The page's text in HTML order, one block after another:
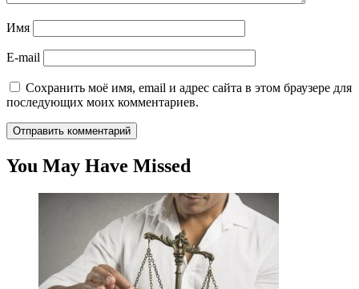
Имя
E-mail
Сохранить моё имя, email и адрес сайта в этом браузере для
последующих моих комментариев.
You May Have Missed